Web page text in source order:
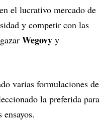
el lucrativo mercado de
y competir con las
Wegovy y
varias formulaciones de
la preferida para